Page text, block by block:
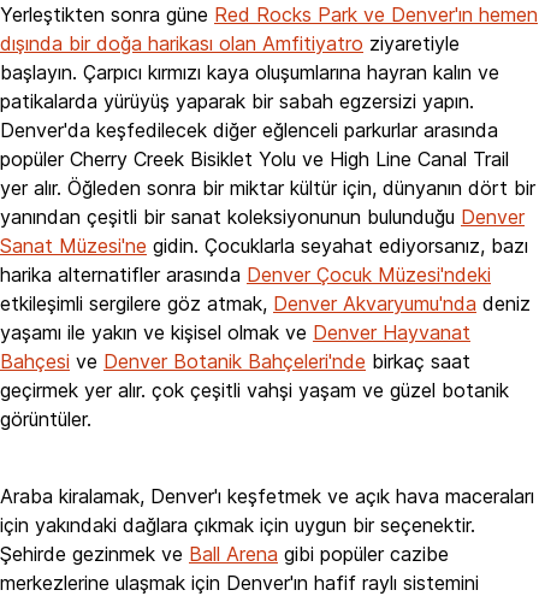
Yerleştikten sonra güne Red Rocks Park ve Denver'ın hemen
dışında bir doğa harikası olan Amfitiyatro ziyaretiyle
başlayın. Çarpıcı kırmızı kaya oluşumlarına hayran kalın ve
patikalarda yürüyüş yaparak bir sabah egzersizi yapın.
Denver'da keşfedilecek diğer eğlenceli parkurlar arasında
popüler Cherry Creek Bisiklet Yolu ve High Line Canal Trail
yer alır. Öğleden sonra bir miktar kültür için, dünyanın dört bir
yanından çeşitli bir sanat koleksiyonunun bulunduğu Denver
Sanat Müzesi'ne gidin. Çocuklarla seyahat ediyorsanız, bazı
harika alternatifler arasında Denver Çocuk Müzesi'ndeki
etkileşimli sergilere göz atmak, Denver Akvaryumu'nda deniz
yaşamı ile yakın ve kişisel olmak ve Denver Hayvanat
Bahçesi ve Denver Botanik Bahçeleri'nde birkaç saat
geçirmek yer alır. çok çeşitli vahşi yaşam ve güzel botanik
görüntüler.
Araba kiralamak, Denver'ı keşfetmek ve açık hava maceraları
için yakındaki dağlara çıkmak için uygun bir seçenektir.
Şehirde gezinmek ve Ball Arena gibi popüler cazibe
merkezlerine ulaşmak için Denver'ın hafif raylı sistemini